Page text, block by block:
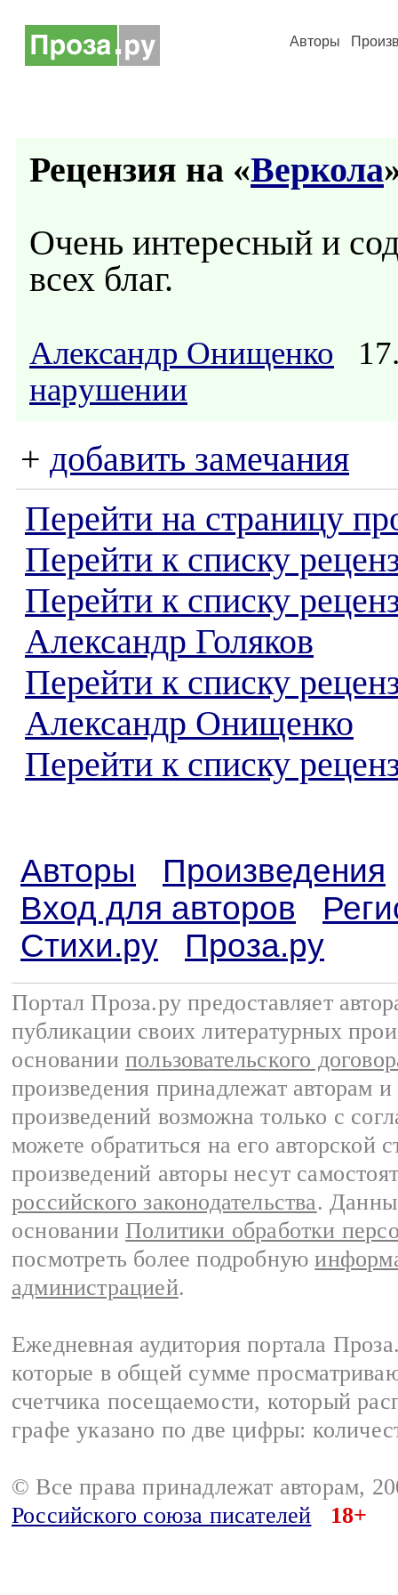
Авторы
Рецензия на «Веркола
Очень интересный и
всех благ.
Александр Онищенко
нарушении
+ добавить замечания
Перейти на страницу
Перейти к списку
Перейти к списку
Александр Голяков
Перейти к списку
Александр Онищенко
Перейти к списку
Авторы
Произведения
Вход для авторов
Стихи.ру
Проза.ру
Портал Проза.ру предоставляет
публикации своих литературных
основании пользовательского
произведения принадлежат авторам
произведений возможна только с
можете обратиться на его авторской
произведений авторы несут
российского законодательства.
основании Политики обработки
посмотреть более подробную
администрацией.
Ежедневная аудитория портала
которые в общей сумме
счетчика посещаемости, который
графе указано по две цифры:
© Все права принадлежат авторам,
Российского союза писателей
18+